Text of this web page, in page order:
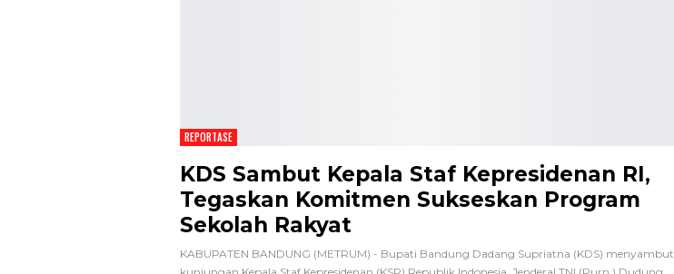
REPORTASE
KDS Sambut Kepala Staf Kepresidenan RI,
Tegaskan Komitmen Sukseskan Program
Sekolah Rakyat
KABUPATEN BANDUNG (METRUM) - Bupati Bandung Dadang Supriatna (KDS) menyambut